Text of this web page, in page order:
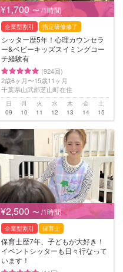
¥1,700 〜 /1時間
企業型割引 指定研修修了
シッター歴5年！心理カウンセラ
ー&ベビーキッズスイミングコー
チ経験有
(924回)
2歳6ヶ月〜15歳11ヶ月
千葉県山武郡芝山町在住
日
09
月
10
火
11
水
12
木
13
金
14
土
15
¥2,500 〜 /1時間
企業型割引 保育士
保育士歴7年、子どもが大好き！
イベントシッターも日々行なって
います！